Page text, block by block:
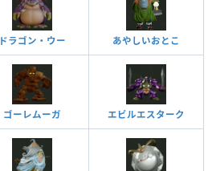
ドラゴン・ウー あやしいおとこ
ゴーレムーガ エビルエスターク